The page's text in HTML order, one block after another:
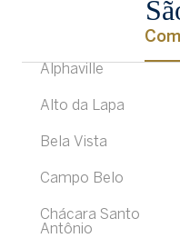
Alphaville
Alto da Lapa
Bela Vista
Campo Belo
Chácara Santo
Antônio